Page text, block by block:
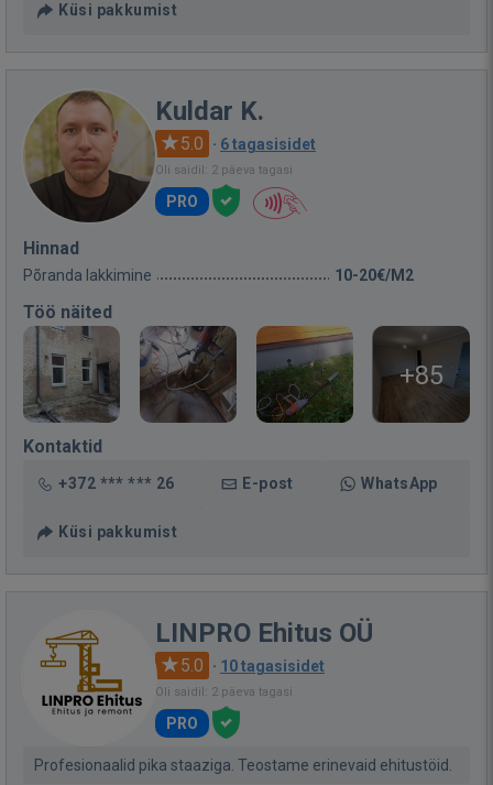
Küsi pakkumist
Kuldar K.
5.0 · 6 tagasisidet
Oli saidil: 2 päeva tagasi
PRO
Hinnad
Põranda lakkimine 10-20€/M2
Töö näited
+85
Kontaktid
+372 *** *** 26 E-post WhatsApp
Küsi pakkumist
LINPRO Ehitus OÜ
5.0 · 10 tagasisidet
Oli saidil: 2 päeva tagasi
PRO
Profesionaalid pika staaziga. Teostame erinevaid ehitustöid.